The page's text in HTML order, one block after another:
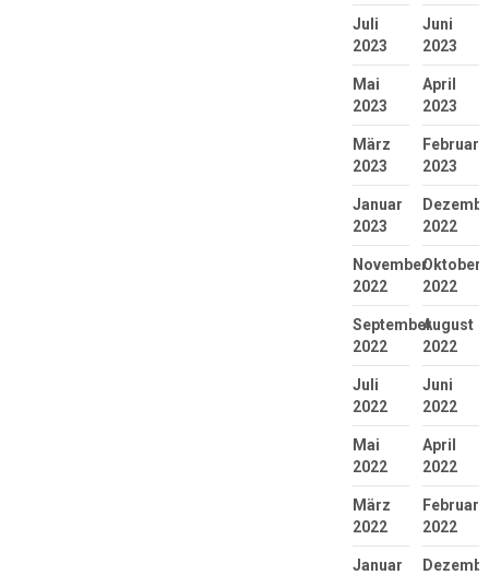
Juli
2023
Juni
2023
Mai
2023
April
2023
März
2023
Februar
2023
Januar
2023
2022
November
2022
Oktober
2022
September
2022
August
2022
Juli
2022
Juni
2022
Mai
2022
April
2022
März
2022
Februar
2022
Januar